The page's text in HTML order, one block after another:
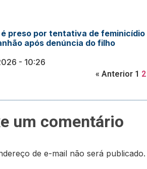
é preso por tentativa de feminicídio
após denúncia do filho
10:26
« Anterior 1 2
um comentário
de e-mail não será publicado.